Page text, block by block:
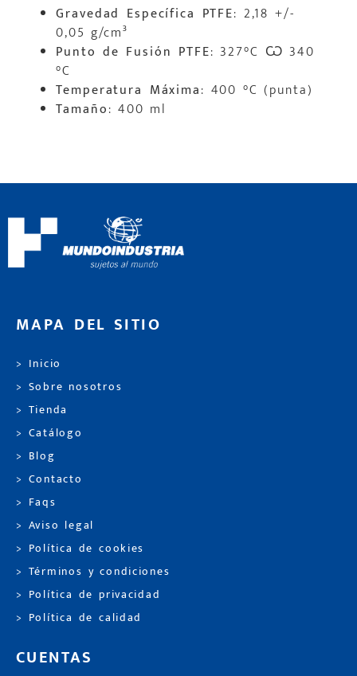
Gravedad Específica PTFE: 2,18 +/-
0,05 g/cm³
Punto de Fusión PTFE: 327°C Ѡ 340
°C
Temperatura Máxima: 400 °C (punta)
Tamaño: 400 ml
MAPA DEL SITIO
> Inicio
> Sobre nosotros
> Tienda
> Catálogo
> Blog
> Contacto
> Faqs
> Aviso legal
> Política de cookies
> Términos y condiciones
> Política de privacidad
> Política de calidad
CUENTAS